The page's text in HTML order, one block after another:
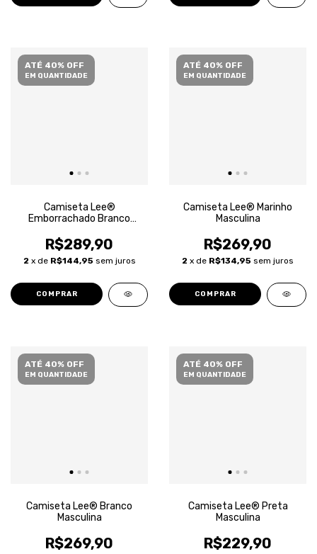
ATÉ 40% OFF
EM QUANTIDADE
Camiseta Lee®
Emborrachado Branco
R$289,90
2 x de R$144,95 sem juros
COMPRAR
ATÉ 40% OFF
EM QUANTIDADE
Camiseta Lee® Marinho
Masculina
R$269,90
2 x de R$134,95 sem juros
COMPRAR
ATÉ 40% OFF
EM QUANTIDADE
Camiseta Lee® Branco
Masculina
R$269,90
ATÉ 40% OFF
EM QUANTIDADE
Camiseta Lee® Preta
Masculina
R$229,90